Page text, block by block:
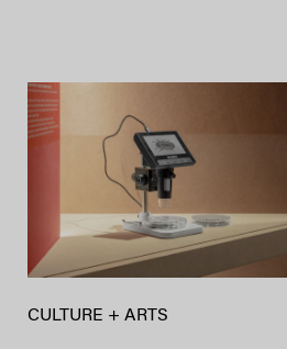
CULTURE + ARTS